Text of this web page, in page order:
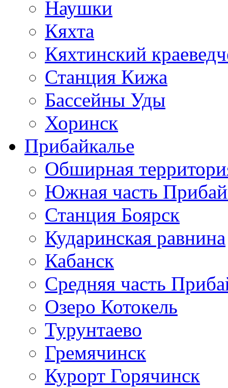
Наушки
Кяхта
Кяхтинский
Станция Кижа
Бассейны Уды
Хоринск
Прибайкалье
Обширная
Южная часть
Станция Боярск
Кударинская равнина
Кабанск
Средняя часть
Озеро Котокель
Турунтаево
Гремячинск
Курорт Горячинск